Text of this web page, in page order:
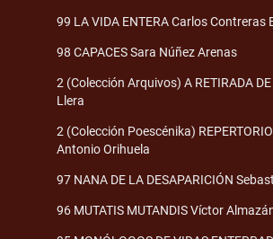
99 LA VIDA ENTERA Carlos Contreras
98 CAPACES Sara Núñez Arenas
2 (Colección Arquivos) A RETIRADA
Llera
2 (Colección Poescénika)
Antonio Orihuela
97 NANA DE LA DESAPARICIÓN
96 MUTATIS MUTANDIS Víctor